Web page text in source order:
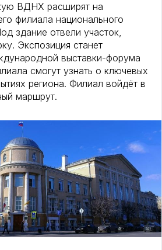
ВДНХ расширят на
филиала национального
здание отвели участок,
Экспозиция станет
выставки-форума
смогут узнать о ключевых
региона. Филиал войдёт в
маршрут.